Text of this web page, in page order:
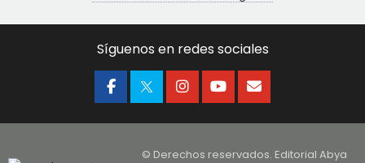
Síguenos en redes sociales
© Derechos reservados. Editorial Abya